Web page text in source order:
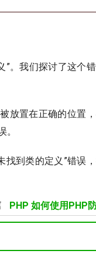
”。我们探讨了这个
放置在正确的位置
找到类的定义”错误
PHP 如何使用PHP